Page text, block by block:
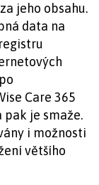
jeho obsahu.
data na
Care 365
je smaže.
i možnosti
většího